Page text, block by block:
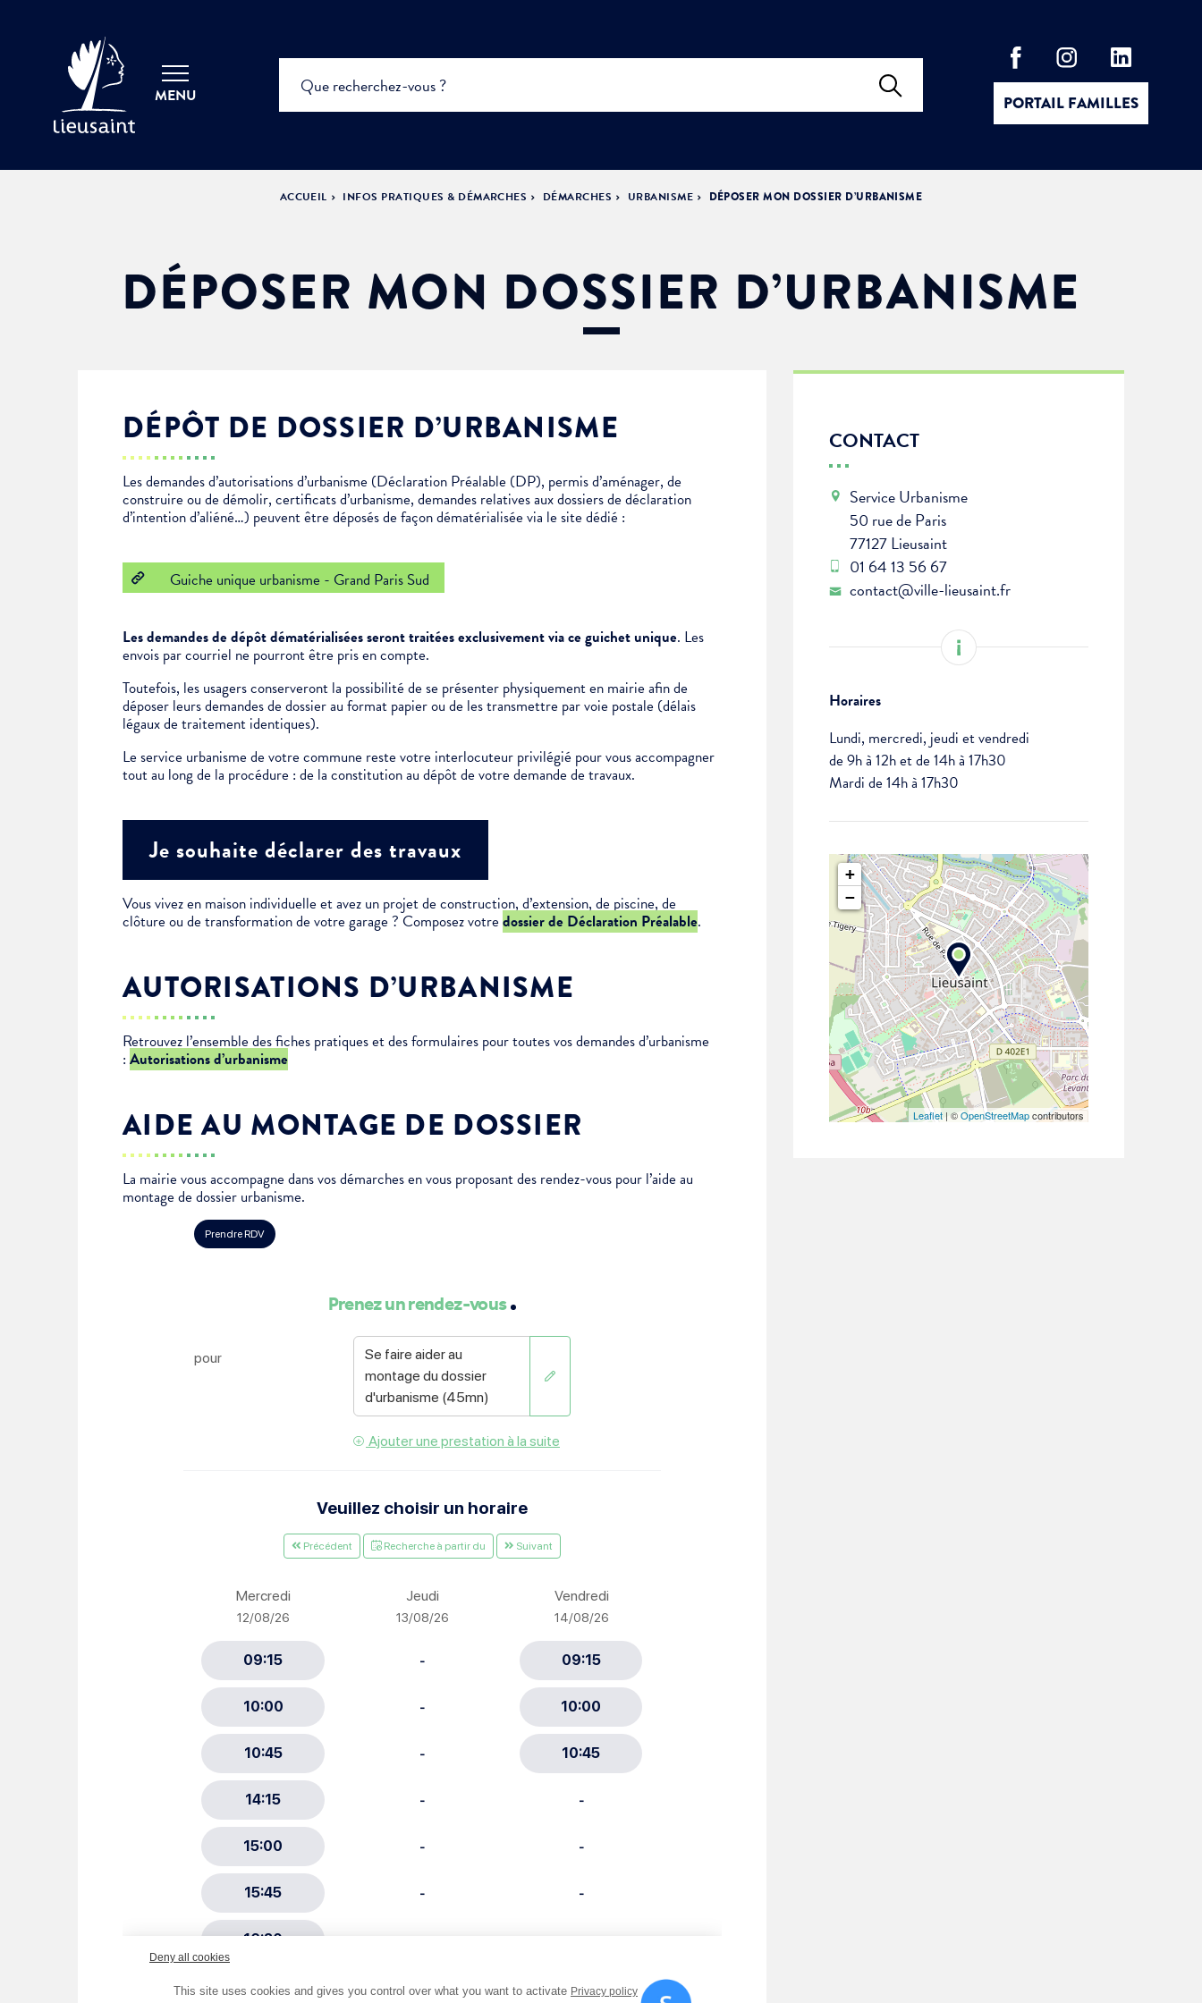
MENU PORTAIL FAMILLES
Enfance & jeunesse
Cadre de vie
Temps libre
Solidarité
Annuaires & carte interactive
Je suis senior
Je suis étudiant
Famille
Logement
Citoyenneté
Location de salles
Urbanisme
Élus du conseil municipal
Séances du Conseil municipal
Ville bienveillante
Ville éducative
ACCUEIL INFOS PRATIQUES & DÉMARCHES DÉMARCHES URBANISME DÉPOSER MON DOSSIER D’URBANISME
DÉPOSER MON DOSSIER D’URBANISME
DÉPÔT DE DOSSIER D’URBANISME
Les demandes d’autorisations d’urbanisme (Déclaration Préalable (DP), permis d’aménager, de
construire ou de démolir, certificats d’urbanisme, demandes relatives aux dossiers de déclaration
d’intention d’aliéné…) peuvent être déposés de façon dématérialisée via le site dédié :
Guiche unique urbanisme - Grand Paris Sud
Les demandes de dépôt dématérialisées seront traitées exclusivement via ce guichet unique. Les
envois par courriel ne pourront être pris en compte.
Toutefois, les usagers conserveront la possibilité de se présenter physiquement en mairie afin de
déposer leurs demandes de dossier au format papier ou de les transmettre par voie postale (délais
légaux de traitement identiques).
Le service urbanisme de votre commune reste votre interlocuteur privilégié pour vous accompagner
tout au long de la procédure : de la constitution au dépôt de votre demande de travaux.
Je souhaite déclarer des travaux
Vous vivez en maison individuelle et avez un projet de construction, d’extension, de piscine, de
clôture ou de transformation de votre garage ? Composez votre dossier de Déclaration Préalable.
AUTORISATIONS D’URBANISME
Retrouvez l’ensemble des fiches pratiques et des formulaires pour toutes vos demandes d’urbanisme
: Autorisations d’urbanisme
AIDE AU MONTAGE DE DOSSIER
La mairie vous accompagne dans vos démarches en vous proposant des rendez-vous pour l’aide au
montage de dossier urbanisme.
CONTACT
Service Urbanisme
50 rue de Paris
77127 Lieusaint
01 64 13 56 67
contact@ville-lieusaint.fr
Horaires
Lundi, mercredi, jeudi et vendredi
de 9h à 12h et de 14h à 17h30
Mardi de 14h à 17h30
+
−
Leaflet| ©OpenStreetMapcontributors
Choisissez votre abonnement :
Alertes Mail
Newsletter Sport et Vie associative